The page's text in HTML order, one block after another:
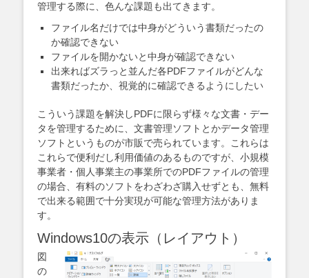
管理する際に、色んな課題も出てきます。
ファイル名だけでは中身がどういう書類だったの
か確認できない
ファイルを開かないと中身が確認できない
出来ればズラっと並んだ各PDFファイルがどんな
書類だったか、視覚的に確認できるようにしたい
こういう課題を解決しPDFに限らず様々な文書・デー
タを管理するために、文書管理ソフトとかデータ管理
ソフトというものが市販で売られています。これらは
これらで便利だし利用価値のあるものですが、小規模
事業者・個人事業主の事業所でのPDFファイルの管理
の場合、有料のソフトをわざわざ購入せずとも、無料
で出来る範囲で十分実現が可能な管理方法がありま
す。
Windows10の表示（レイアウト）
図
の